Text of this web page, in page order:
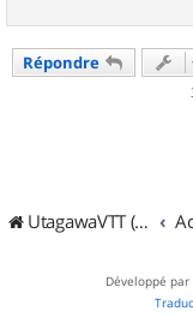
Répondre
UtagawaVTT (Randos VTT et VTTAE avec traces GPS)
Développé par